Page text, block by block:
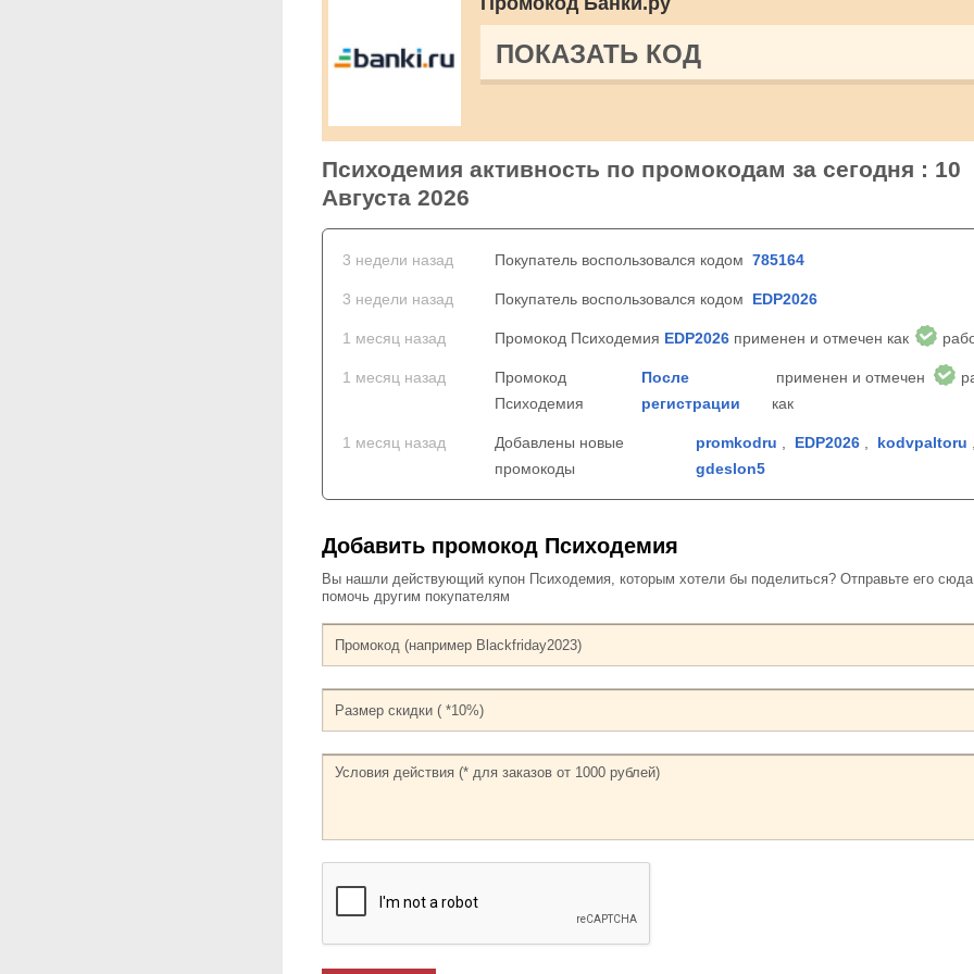
ПОКАЗАТЬ КОД
Психодемия активность по промокодам за сегодня : 10
Августа 2026
3 недели назад Покупатель воспользовался кодом 785164
3 недели назад Покупатель воспользовался кодом EDP2026
1 месяц назад Промокод Психодемия EDP2026 применен и отмечен как
1 месяц назад
Промокод
Психодемия
После
регистрации
применен и отмечен
как
1 месяц назад
Добавлены новые
промокоды
promkodru EDP2026 kodvpaltoru
gdeslon5
Добавить промокод Психодемия
Вы нашли действующий купон Психодемия, которым хотели бы поделиться? Отправьте его
помочь другим покупателям